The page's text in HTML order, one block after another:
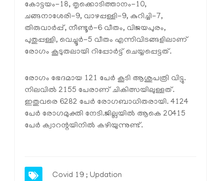
കോട്ടയം-18, തൃക്കൊടിത്താനം-10,
ചങ്ങനാശേരി-9, വാഴപ്പള്ളി-9, കുറിച്ചി-7,
തിരുവാര്‍പ്പ്, നീണ്ടൂര്‍-6 വീതം, വിജയപുരം,
പുതുപ്പള്ളി, വെച്ചൂര്‍-5 വീതം എന്നിവിടങ്ങളിലാണ്
രോഗം കൂടുതലായി റിപ്പോര്‍ട്ട് ചെയ്യപ്പെട്ടത്.
രോഗം ഭേദമായ 121 പേര്‍ കൂടി ആശുപത്രി വിട്ടു.
നിലവില്‍ 2155 പേരാണ് ചികിത്സയിലുള്ളത്.
ഇതുവരെ 6282 പേര്‍ രോഗബാധിതരായി. 4124
പേര്‍ രോഗമുക്തി നേടി.ജില്ലയില്‍ ആകെ 20415
പേര്‍ ക്വാറന്റയിനില്‍ കഴിയുന്നുണ്ട്.
Covid 19 ; Updation